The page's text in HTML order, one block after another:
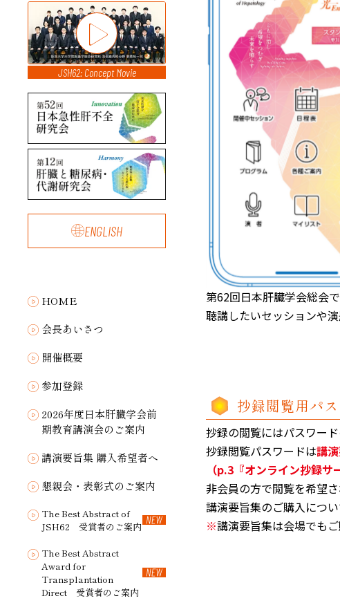
第62回日本肝臓学会総会
聴講したいセッションや
抄録閲覧用パ
抄録の閲覧にはパスワード
抄録閲覧パスワードは講
（p.3『オンライン抄録
非会員の方で閲覧を希望
講演要旨集のご購入につ
※講演要旨集は会場でも
JSH62: Concept Movie
ENGLISH
HOME
会長あいさつ
開催概要
参加登録
2026年度日本肝臓学会前
期教育講演会のご案内
講演要旨集 購入希望者へ
懇親会・表彰式のご案内
The Best Abstract of
JSH62 受賞者のご案内
The Best Abstract
Award for
Transplantation
Direct 受賞者のご案内